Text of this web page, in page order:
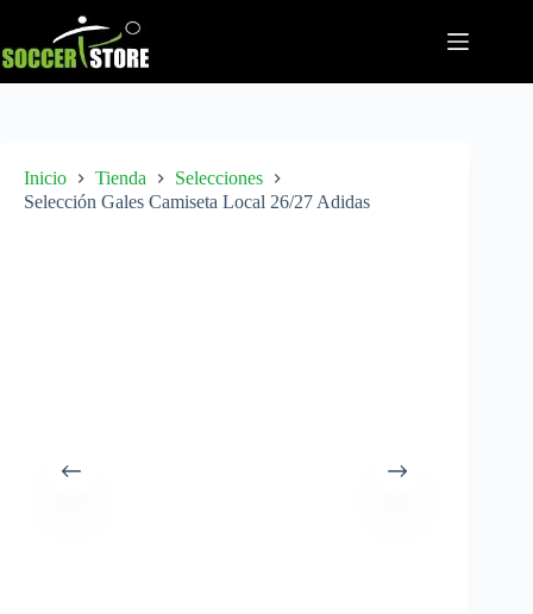
contenido
Inicio Tienda
Selecciones
Selección Gales Camiseta Local 26/27 Adidas